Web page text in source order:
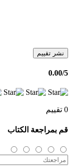
نشر تقييم
0.00/5
0 تقييم
قم بمراجعة الكتاب